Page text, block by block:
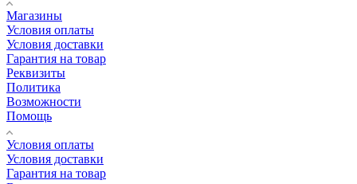
Магазины
Условия оплаты
Условия доставки
Гарантия на товар
Реквизиты
Политика
Возможности
Помощь
Условия оплаты
Условия доставки
Гарантия на товар